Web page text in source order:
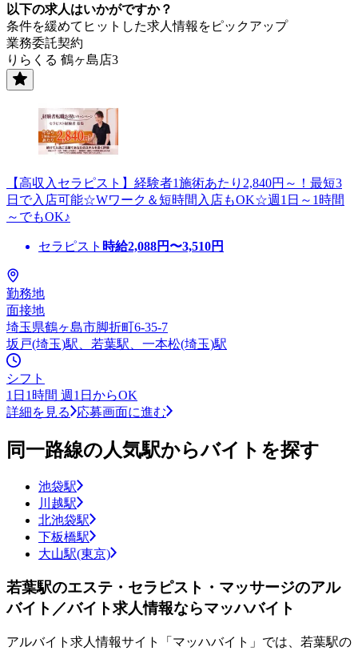
以下の求人はいかがですか？
条件を緩めてヒットした求人情報をピックアップ
業務委託契約
りらくる 鶴ヶ島店3
【高収入セラピスト】経験者1施術あたり2,840円～！最短3
日で入店可能☆Wワーク＆短時間入店もOK☆週1日～1時間
～でもOK♪
セラピスト 時給2,088円〜3,510円
勤務地
面接地
埼玉県鶴ヶ島市脚折町6-35-7
坂戸(埼玉)駅、若葉駅、一本松(埼玉)駅
シフト
1日1時間 週1日からOK
詳細を見る
応募画面に進む
同一路線の人気駅からバイトを探す
池袋駅
川越駅
北池袋駅
下板橋駅
大山駅(東京)
若葉駅のエステ・セラピスト・マッサージのアル
バイト／バイト求人情報ならマッハバイト
アルバイト求人情報サイト「マッハバイト」では、若葉駅の